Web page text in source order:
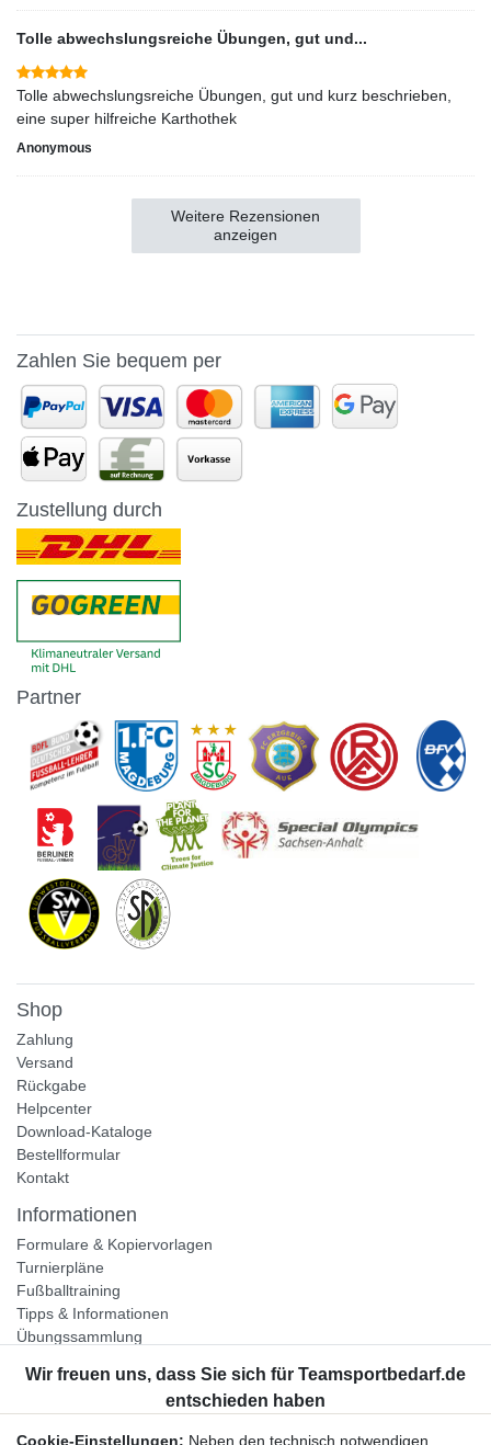
Tolle abwechslungsreiche Übungen, gut und...
Tolle abwechslungsreiche Übungen, gut und kurz beschrieben,
eine super hilfreiche Karthothek
Anonymous
Weitere Rezensionen
anzeigen
Zahlen Sie bequem per
Zustellung durch
Partner
Shop
Zahlung
Versand
Rückgabe
Helpcenter
Download-Kataloge
Bestellformular
Kontakt
Informationen
Formulare & Kopiervorlagen
Turnierpläne
Fußballtraining
Tipps & Informationen
Übungssammlung
Unternehmen
Cookie-Einstellungen: Neben den technisch notwendigen